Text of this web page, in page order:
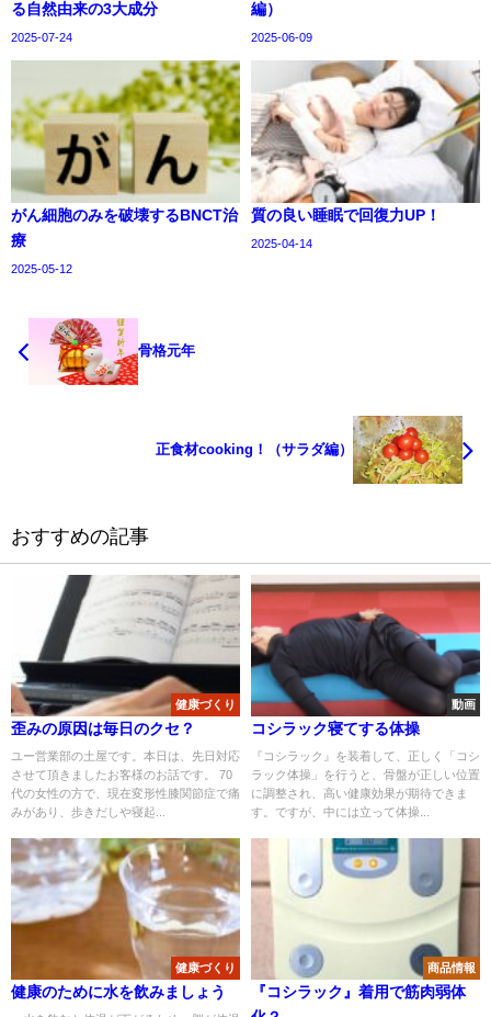
る自然由来の3大成分
2025-07-24
編）
2025-06-09
がん細胞のみを破壊するBNCT治
療
2025-05-12
質の良い睡眠で回復力UP！
2025-04-14
骨格元年
正食材cooking！（サラダ編）
おすすめの記事
健康づくり
歪みの原因は毎日のクセ？
ユー営業部の土屋です。本日は、先日対応
させて頂きましたお客様のお話です。 70
代の女性の方で、現在変形性膝関節症で痛
みがあり、歩きだしや寝起...
動画
コシラック寝てする体操
『コシラック』を装着して、正しく「コシ
ラック体操」を行うと、骨盤が正しい位置
に調整され、高い健康効果が期待できま
す。ですが、中には立って体操...
健康づくり
健康のために水を飲みましょう
商品情報
『コシラック』着用で筋肉弱体